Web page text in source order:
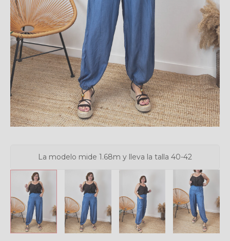
La modelo mide 1.68m y lleva la talla 40-42